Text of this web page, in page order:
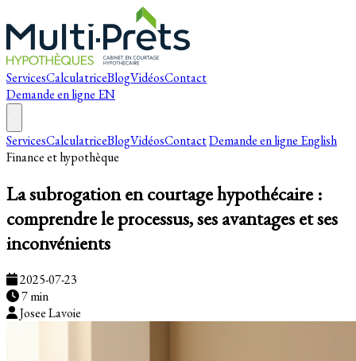
ServicesCalculatriceBlogVidéosContact
Demande en ligne EN
ServicesCalculatriceBlogVidéosContactDemande en ligne English
Finance et hypothèque
La subrogation en courtage hypothécaire :
comprendre le processus, ses avantages et ses
inconvénients
2025-07-23
7 min
Josee Lavoie